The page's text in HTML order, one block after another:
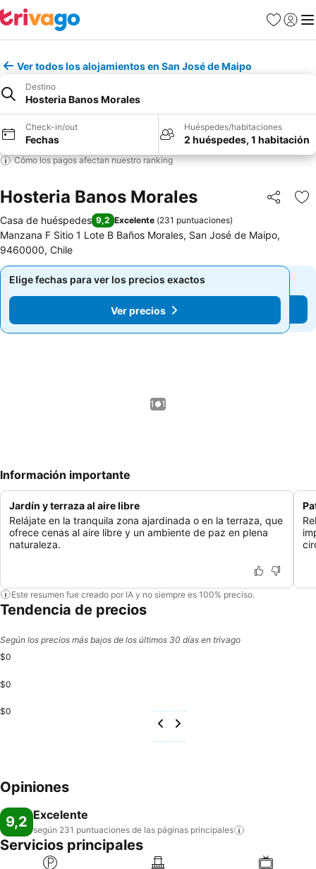
Favoritos
Iniciar
Ver todos los alojamientos en San José de Maipo
Destino
Hosteria Banos Morales
Check-in/out
Fechas
Huéspedes/habitaciones
2 huéspedes, 1 habitación
Cómo los pagos afectan nuestro ranking
Hosteria Banos Morales Compartir
Casa de huéspedes 9,2 Excelente (231 puntuaciones)
Manzana F Sitio 1 Lote B Baños Morales, San José de Maipo,
9460000, Chile
Elige fechas para ver los precios exactos
Ver precios
Elige fechas para ver los precios exactos
Ver precios
1 / 1
Información importante
Jardín y terraza al aire libre
Relájate en la tranquila zona ajardinada o en la terraza, que
ofrece cenas al aire libre y un ambiente de paz en plena
naturaleza.
Este resumen fue creado por IA y no siempre es 100% preciso.
Tendencia de precios
Según los precios más bajos de los últimos 30 días en trivago
$0
$0
$0
Opiniones
9,2 Excelente
según 231 puntuaciones de las páginas principales
Servicios principales